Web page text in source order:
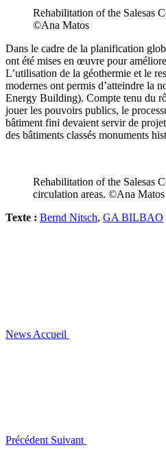
Rehabilitation of the Salesas
©Ana Matos
Dans le cadre de la planification
ont été mises en œuvre pour
L’utilisation de la géothermie et le
modernes ont permis d’atteindre la
Energy Building). Compte tenu du
jouer les pouvoirs publics, le
bâtiment fini devaient servir de
des bâtiments classés monuments
Rehabilitation of the Salesas
circulation areas. ©Ana Matos
Texte : Bernd Nitsch, GA BILBAO
News Accueil
Précédent Suivant